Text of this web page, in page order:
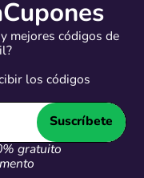
mejores códigos de
los códigos
Suscríbete
gratuito